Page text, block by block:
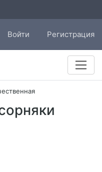
Войти Регистрация